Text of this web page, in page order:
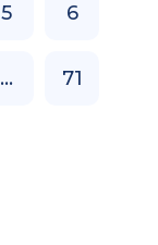
5 6
... 71